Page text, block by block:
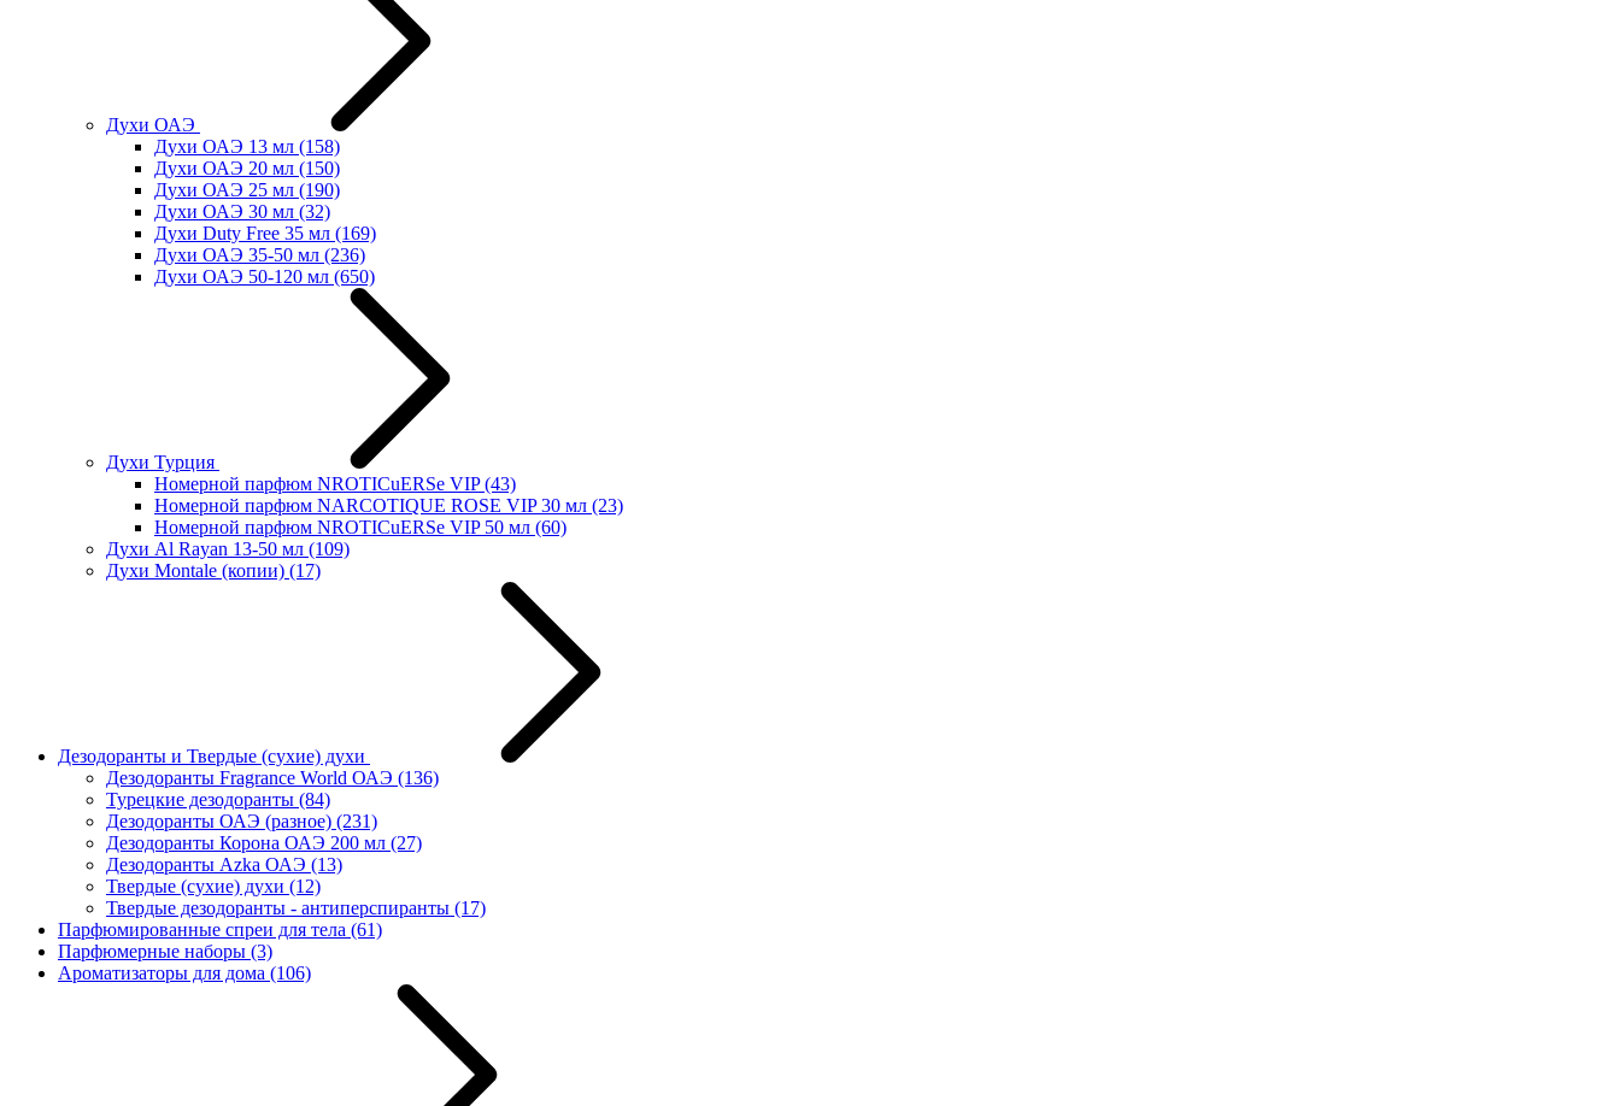
Духи ОАЭ
Духи ОАЭ 13 мл (158)
Духи ОАЭ 20 мл (150)
Духи ОАЭ 25 мл (190)
Духи ОАЭ 30 мл (32)
Духи Duty Free 35 мл (169)
Духи ОАЭ 35-50 мл (236)
Духи ОАЭ 50-120 мл (650)
Духи Турция
Номерной парфюм NROTICuERSe VIP(43)
Номерной парфюм NARCOTIQUE ROSE VIP 30 мл (23)
Номерной парфюм NROTICuERSe VIP 50 мл (60)
Духи Al Rayan 13-50 мл (109)
Духи Montale (копии) (17)
Дезодоранты и Твердые (сухие) духи
Дезодоранты Fragrance World ОАЭ (136)
Турецкие дезодоранты (84)
Дезодоранты ОАЭ (разное) (231)
Дезодоранты Корона ОАЭ 200 мл (27)
Дезодоранты Azka ОАЭ (13)
Твердые (сухие) духи (12)
Твердые дезодоранты - антиперспиранты (17)
Парфюмированные спреи для тела (61)
Парфюмерные наборы (3)
Ароматизаторы для дома (106)